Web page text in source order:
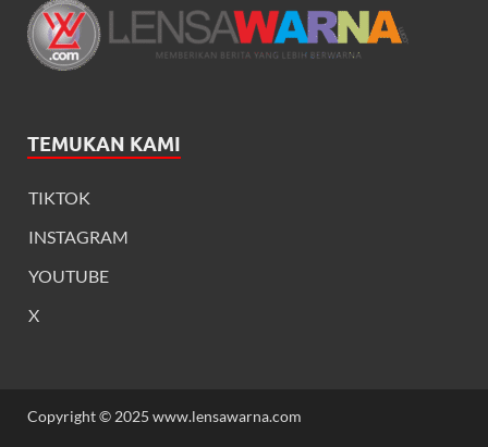
TEMUKAN KAMI
TIKTOK
INSTAGRAM
YOUTUBE
X
Copyright © 2025 www.lensawarna.com